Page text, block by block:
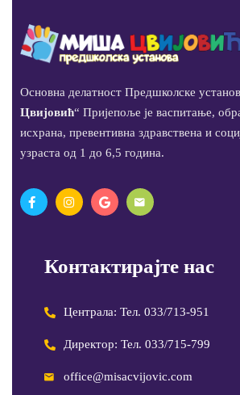
Основна делатност Предшколске
Цвијовић“ Пријепоље је васпитање,
исхрана, превентивна здравствена и
узраста од 1 до 6,5 година.
Контактирајте нас
Централа: Тел. 033/713-951
Директор: Тел. 033/715-799
office@misacvijovic.com